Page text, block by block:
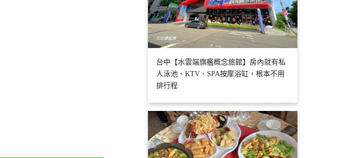
台中【水雲端旗艦概念旅館】房內就有私
人泳池、KTV、SPA按摩浴缸，根本不用
排行程